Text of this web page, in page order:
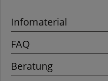
Infomaterial
FAQ
Beratung